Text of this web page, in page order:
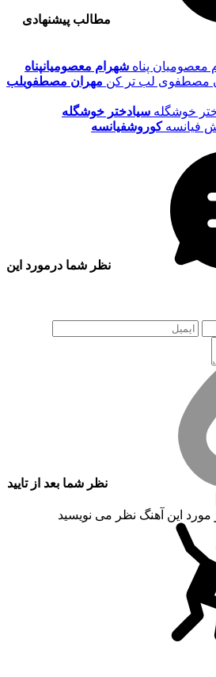
مطالب پیشنهادی
شهرام معصومیانپناه
مهران مصطفویلب
سیادختر خوشگله
کوروشفیانسه
نظر شما درمورد این
نظر شما بعد از تایید
مورد این آهنگ نظر می نویسید